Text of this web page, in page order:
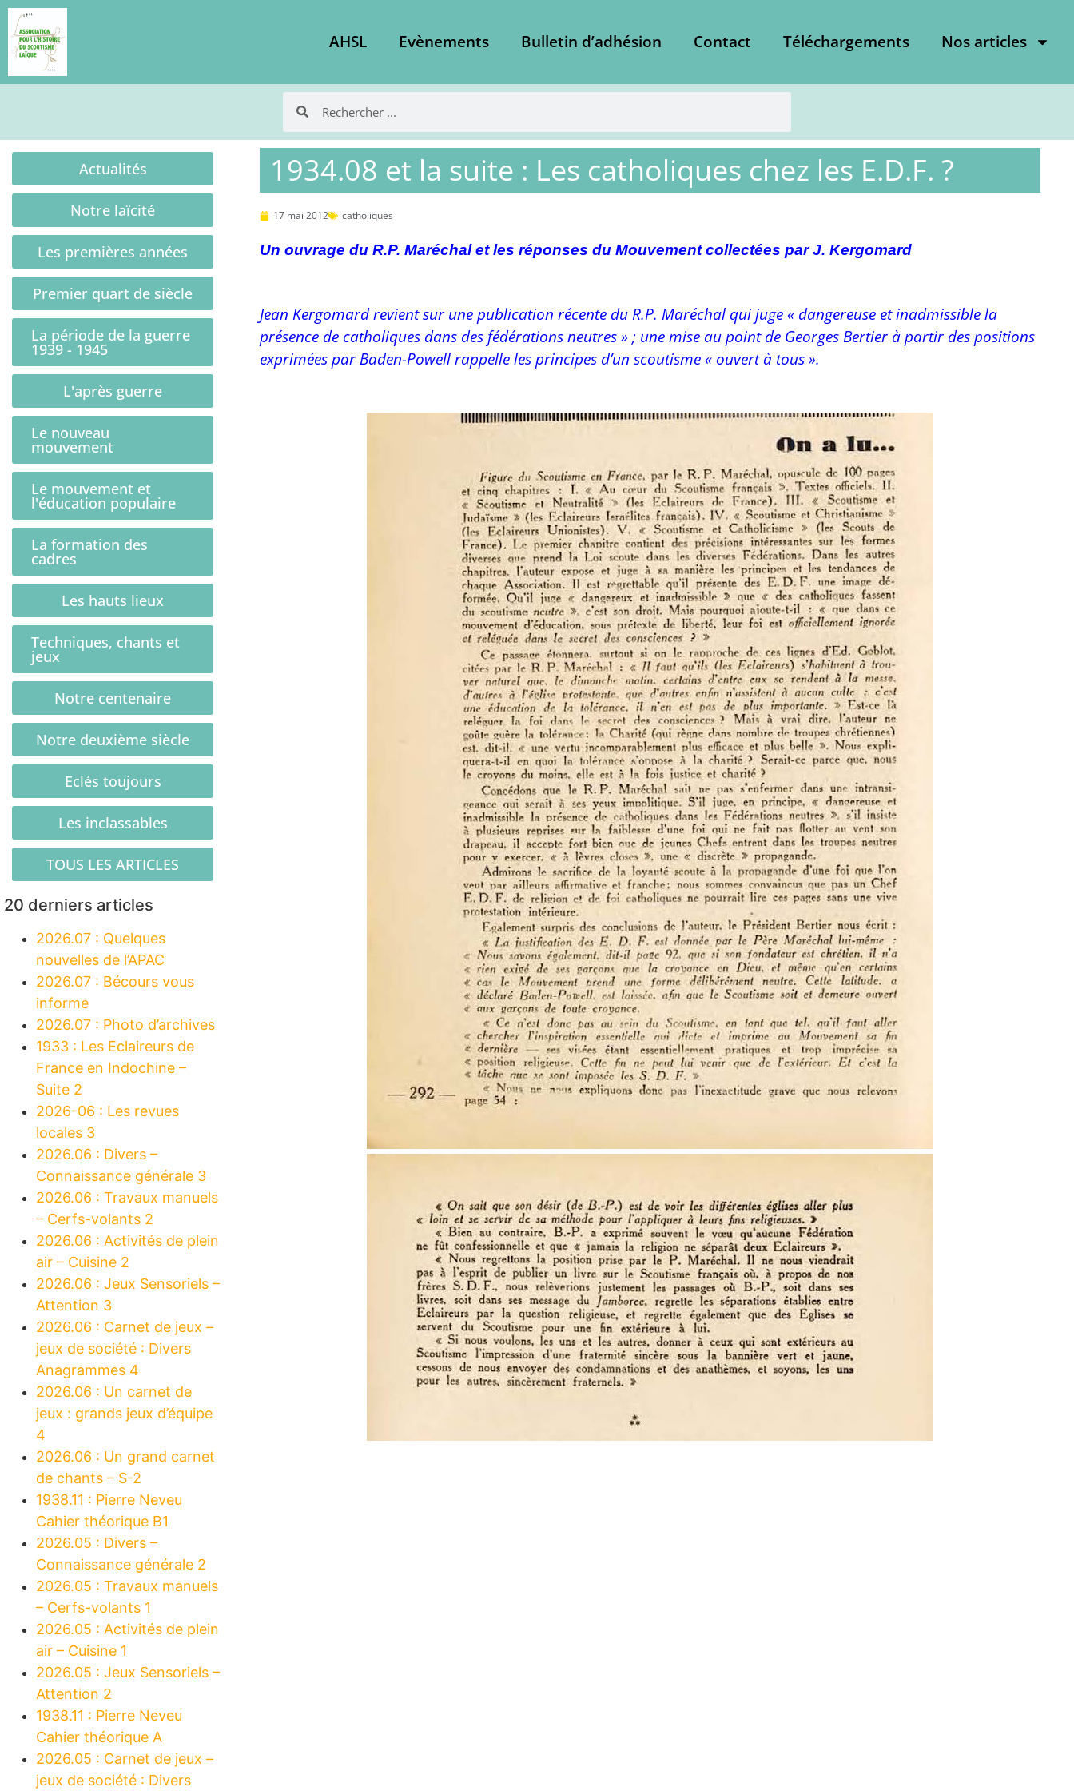
AHSL Evènements Bulletin d’adhésion Contact Téléchargements Nos articles
Actualités
Notre laïcité
Les premières années
Premier quart de siècle
La période de la guerre
1939 - 1945
L'après guerre
Le nouveau
mouvement
Le mouvement et
l'éducation populaire
La formation des
cadres
Les hauts lieux
Techniques, chants et
jeux
Notre centenaire
Notre deuxième siècle
Eclés toujours
Les inclassables
TOUS LES ARTICLES
20 derniers articles
2026.07 : Quelques
nouvelles de l’APAC
2026.07 : Bécours vous
informe
2026.07 : Photo d’archives
1933 : Les Eclaireurs de
France en Indochine –
Suite 2
2026-06 : Les revues
locales 3
2026.06 : Divers –
Connaissance générale 3
2026.06 : Travaux manuels
– Cerfs-volants 2
2026.06 : Activités de plein
air – Cuisine 2
2026.06 : Jeux Sensoriels –
Attention 3
2026.06 : Carnet de jeux –
jeux de société : Divers
Anagrammes 4
2026.06 : Un carnet de
jeux : grands jeux d’équipe
4
2026.06 : Un grand carnet
de chants – S-2
1938.11 : Pierre Neveu
Cahier théorique B1
2026.05 : Divers –
Connaissance générale 2
2026.05 : Travaux manuels
– Cerfs-volants 1
2026.05 : Activités de plein
air – Cuisine 1
2026.05 : Jeux Sensoriels –
Attention 2
1938.11 : Pierre Neveu
Cahier théorique A
2026.05 : Carnet de jeux –
jeux de société : Divers
1934.08 et la suite : Les catholiques chez les E.D.F. ?
17 mai 2012 catholiques
Un ouvrage du R.P. Maréchal et les réponses du Mouvement collectées par J. Kergomard
Jean Kergomard revient sur une publication récente du R.P. Maréchal qui juge « dangereuse et inadmissible la
présence de catholiques dans des fédérations neutres » ; une mise au point de Georges Bertier à partir des positions
exprimées par Baden-Powell rappelle les principes d’un scoutisme « ouvert à tous ».